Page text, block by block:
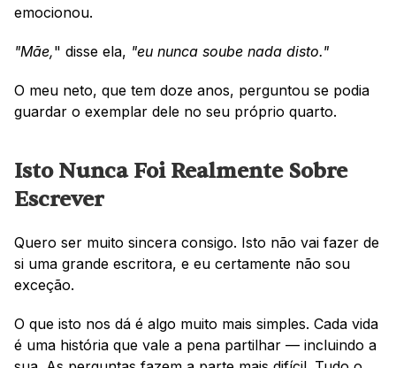
emocionou.
"Mãe," disse ela, "eu nunca soube nada disto."
O meu neto, que tem doze anos, perguntou se podia
guardar o exemplar dele no seu próprio quarto.
Isto Nunca Foi Realmente Sobre
Escrever
Quero ser muito sincera consigo. Isto não vai fazer de
si uma grande escritora, e eu certamente não sou
exceção.
O que isto nos dá é algo muito mais simples. Cada vida
é uma história que vale a pena partilhar — incluindo a